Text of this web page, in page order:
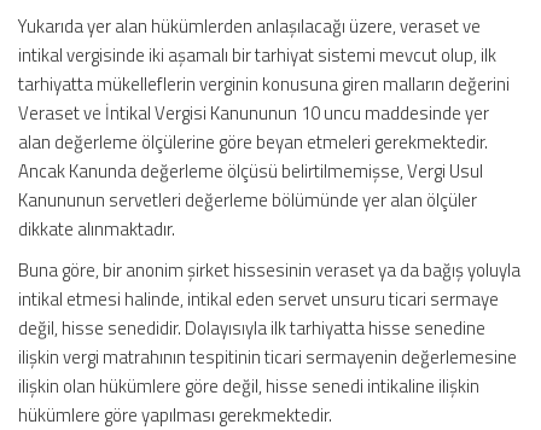
Yukarıda yer alan hükümlerden anlaşılacağı üzere, veraset ve
intikal vergisinde iki aşamalı bir tarhiyat sistemi mevcut olup, ilk
tarhiyatta mükelleflerin verginin konusuna giren malların değerini
Veraset ve İntikal Vergisi Kanununun 10 uncu maddesinde yer
alan değerleme ölçülerine göre beyan etmeleri gerekmektedir.
Ancak Kanunda değerleme ölçüsü belirtilmemişse, Vergi Usul
Kanununun servetleri değerleme bölümünde yer alan ölçüler
dikkate alınmaktadır.
Buna göre, bir anonim şirket hissesinin veraset ya da bağış yoluyla
intikal etmesi halinde, intikal eden servet unsuru ticari sermaye
değil, hisse senedidir. Dolayısıyla ilk tarhiyatta hisse senedine
ilişkin vergi matrahının tespitinin ticari sermayenin değerlemesine
ilişkin olan hükümlere göre değil, hisse senedi intikaline ilişkin
hükümlere göre yapılması gerekmektedir.